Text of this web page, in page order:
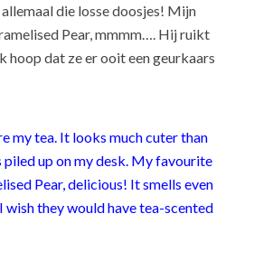
die losse doosjes! Mijn
Pear, mmmm…. Hij ruikt
hoop dat ze er ooit een geurkaars
my tea. It looks much cuter than
piled up on my desk. My favourite
Pear, delicious! It smells even
they would have tea-scented